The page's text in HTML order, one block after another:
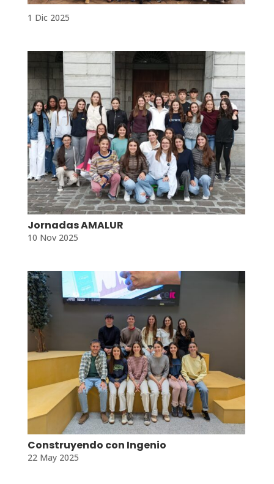
1 Dic 2025
Jornadas AMALUR
10 Nov 2025
Construyendo con Ingenio
22 May 2025